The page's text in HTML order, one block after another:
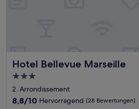
Hotel Bellevue Marseille
Hotel Bellevue Marseille
3.0-
Sterne-
Unterkunft
2. Arrondissement
8.8
8,8/10 Hervorragend (28 Bewertungen)